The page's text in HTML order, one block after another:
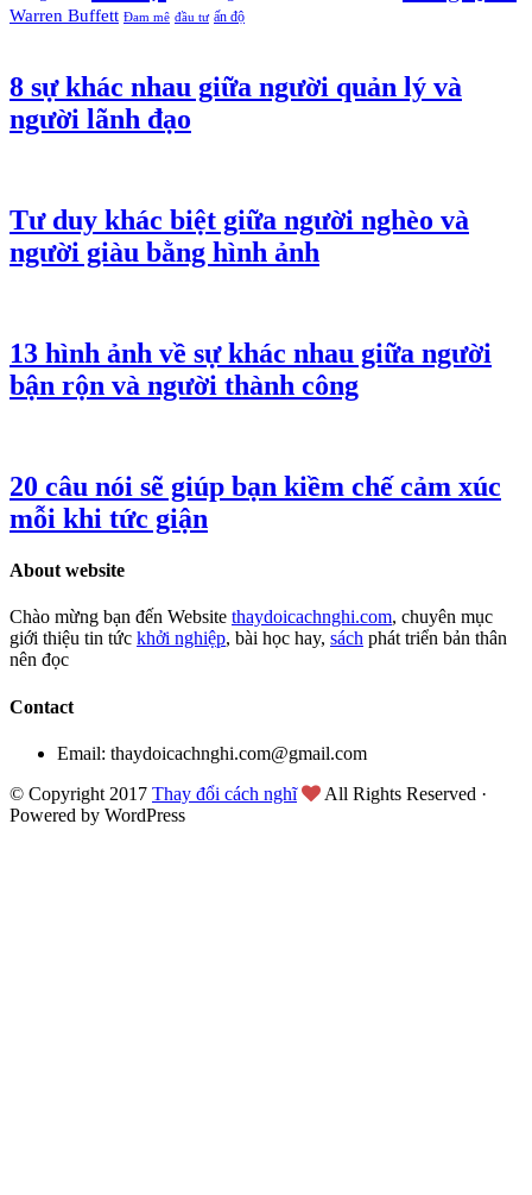
Warren Buffett Đam mê đầu tư ấn độ
8 sự khác nhau giữa người quản lý và
người lãnh đạo
Tư duy khác biệt giữa người nghèo và
người giàu bằng hình ảnh
13 hình ảnh về sự khác nhau giữa người
bận rộn và người thành công
20 câu nói sẽ giúp bạn kiềm chế cảm xúc
mỗi khi tức giận
About website
Chào mừng bạn đến Website thaydoicachnghi.com, chuyên mục
giới thiệu tin tức khởi nghiệp, bài học hay, sách phát triển bản thân
nên đọc
Contact
Email: thaydoicachnghi.com@gmail.com
© Copyright 2017 Thay đổi cách nghĩ
All Rights Reserved ·
Powered by WordPress